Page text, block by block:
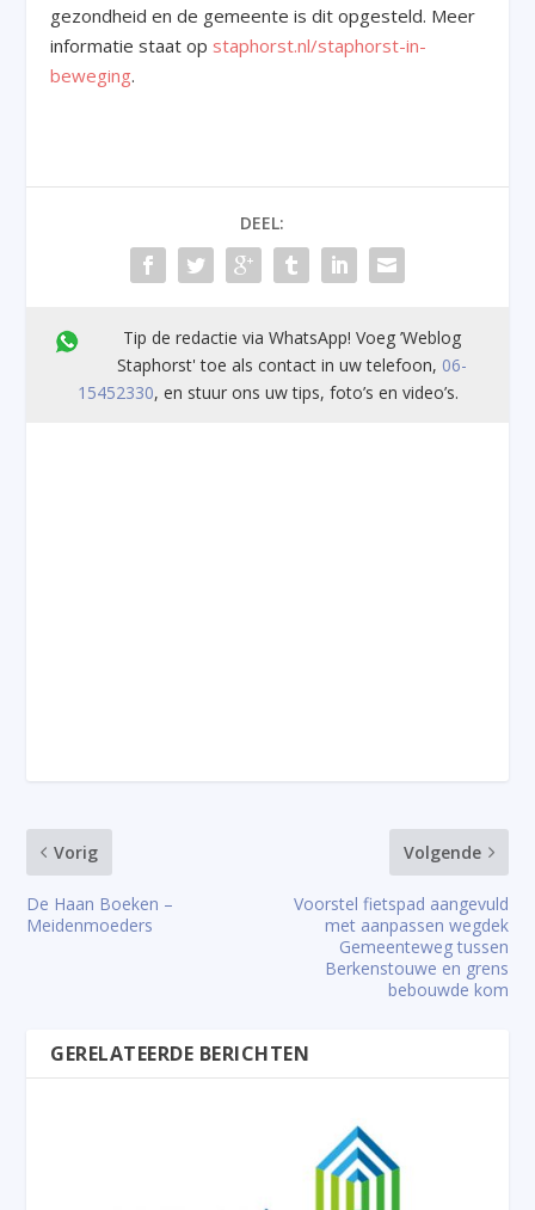
gezondheid en de gemeente is dit opgesteld. Meer
informatie staat op staphorst.nl/staphorst-in-
beweging.
DEEL:
Tip de redactie via WhatsApp! Voeg ’Weblog
Staphorst' toe als contact in uw telefoon, 06-
15452330, en stuur ons uw tips, foto’s en video’s.
Vorig
De Haan Boeken –
Meidenmoeders
Volgende
Voorstel fietspad aangevuld
met aanpassen wegdek
Gemeenteweg tussen
Berkenstouwe en grens
bebouwde kom
GERELATEERDE BERICHTEN